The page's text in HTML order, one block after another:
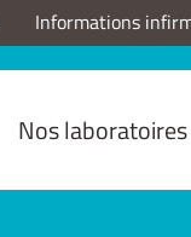
Informations
Nos laboratoires